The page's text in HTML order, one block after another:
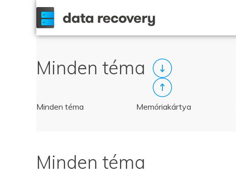
Minden téma
Minden téma Memóriakártya
Minden téma